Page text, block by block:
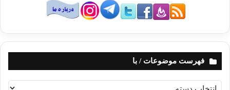
فهرست موضوعات / با